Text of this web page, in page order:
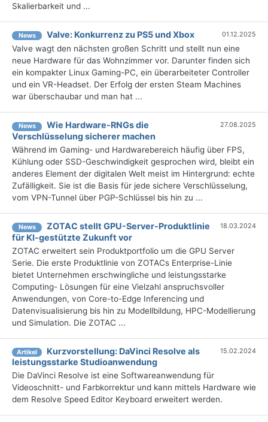
Skalierbarkeit und ...
News Valve: Konkurrenz zu PS5 und Xbox 01.12.2025
Valve wagt den nächsten großen Schritt und stellt nun eine
neue Hardware für das Wohnzimmer vor. Darunter finden sich
ein kompakter Linux Gaming-PC, ein überarbeiteter Controller
und ein VR-Headset. Der Erfolg der ersten Steam Machines
war überschaubar und man hat ...
News
Wie Hardware-RNGs die
Verschlüsselung sicherer machen
27.08.2025
Während im Gaming- und Hardwarebereich häufig über FPS,
Kühlung oder SSD-Geschwindigkeit gesprochen wird, bleibt ein
anderes Element der digitalen Welt meist im Hintergrund: echte
Zufälligkeit. Sie ist die Basis für jede sichere Verschlüsselung,
vom VPN-Tunnel über PGP-Schlüssel bis hin zu ...
News
ZOTAC stellt GPU-Server-Produktlinie
für KI-gestützte Zukunft vor
18.03.2024
ZOTAC erweitert sein Produktportfolio um die GPU Server
Serie. Die erste Produktlinie von ZOTACs Enterprise-Linie
bietet Unternehmen erschwingliche und leistungsstarke
Computing- Lösungen für eine Vielzahl anspruchsvoller
Anwendungen, von Core-to-Edge Inferencing und
Datenvisualisierung bis hin zu Modellbildung, HPC-Modellierung
und Simulation. Die ZOTAC ...
Artikel
Kurzvorstellung: DaVinci Resolve als
leistungsstarke Studioanwendung
15.02.2024
Die DaVinci Resolve ist eine Softwareanwendung für
Videoschnitt- und Farbkorrektur und kann mittels Hardware wie
dem Resolve Speed Editor Keyboard erweitert werden.